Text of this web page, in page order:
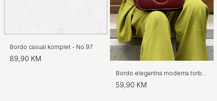
Bordo casual komplet - No.97
89,90 KM
59,90 KM